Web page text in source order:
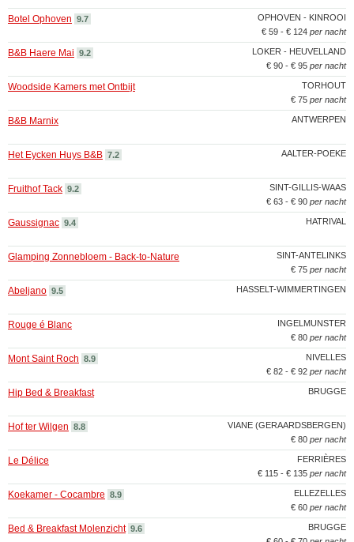
OPHOVEN - KINROOI
Botel Ophoven 9.7
€ 59 - € 124 per nacht
LOKER - HEUVELLAND
B&B Haere Mai 9.2
€ 90 - € 95 per nacht
TORHOUT
Woodside Kamers met Ontbijt
€ 75 per nacht
ANTWERPEN
B&B Marnix
AALTER-POEKE
Het Eycken Huys B&B 7.2
SINT-GILLIS-WAAS
Fruithof Tack 9.2
€ 63 - € 90 per nacht
HATRIVAL
Gaussignac 9.4
SINT-ANTELINKS
Glamping Zonnebloem - Back-to-Nature
€ 75 per nacht
HASSELT-WIMMERTINGEN
Abeljano 9.5
INGELMUNSTER
Rouge é Blanc
€ 80 per nacht
NIVELLES
Mont Saint Roch 8.9
€ 82 - € 92 per nacht
BRUGGE
Hip Bed & Breakfast
VIANE (GERAARDSBERGEN)
Hof ter Wilgen 8.8
€ 80 per nacht
FERRIÈRES
Le Délice
€ 115 - € 135 per nacht
ELLEZELLES
Koekamer - Cocambre 8.9
€ 60 per nacht
BRUGGE
Bed & Breakfast Molenzicht 9.6